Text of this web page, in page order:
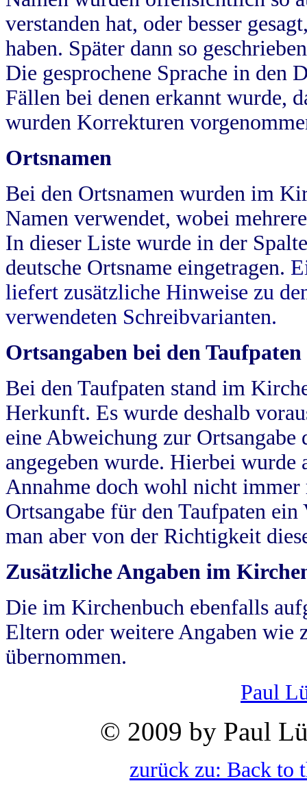
verstanden hat, oder besser
haben. Später dann so
Die gesprochene Sprache in
Fällen bei denen erkannt wurde,
wurden Korrekturen
Ortsnamen
Bei den Ortsnamen wurden im
Namen verwendet, wobei
In dieser Liste wurde in der
deutsche Ortsname eingetragen.
liefert zusätzliche Hinweise zu
verwendeten Schreibvarianten.
Ortsangaben bei den Taufpaten
Bei den Taufpaten stand im
Herkunft. Es wurde deshalb
eine Abweichung zur
angegeben wurde. Hierbei wurde
Annahme doch wohl nicht
Ortsangabe für den Taufpaten
man aber von der Richtigkeit
Zusätzliche Angaben im
Die im Kirchenbuch ebenfalls
Eltern oder weitere Angaben wie
übernommen.
Paul
© 2009 by Paul
zurück zu: Back to